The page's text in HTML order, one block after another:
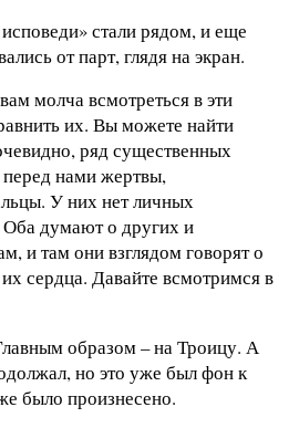
стали рядом, и еще
от парт, глядя на экран.
молча всмотреться в эти
их. Вы можете найти
ряд существенных
нами жертвы,
У них нет личных
Оба думают о других и
и там они взглядом говорят о
сердца. Давайте всмотримся в
образом – на Троицу. А
но это уже был фон к
было произнесено.